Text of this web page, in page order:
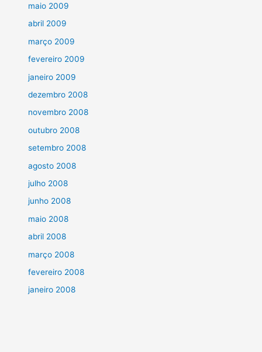
maio 2009
abril 2009
março 2009
fevereiro 2009
janeiro 2009
dezembro 2008
novembro 2008
outubro 2008
setembro 2008
agosto 2008
julho 2008
junho 2008
maio 2008
abril 2008
março 2008
fevereiro 2008
janeiro 2008